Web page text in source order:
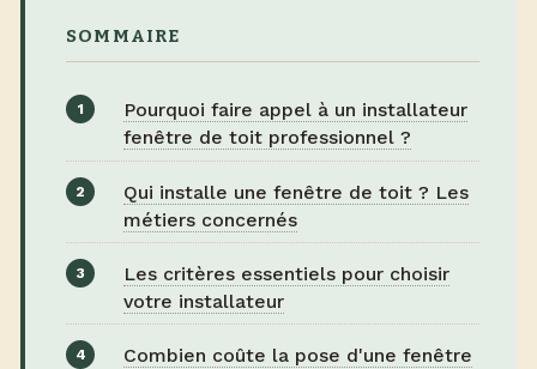
SOMMAIRE
Pourquoi faire appel à un installateur
fenêtre de toit professionnel ?
Qui installe une fenêtre de toit ? Les
métiers concernés
Les critères essentiels pour choisir
votre installateur
Combien coûte la pose d'une fenêtre